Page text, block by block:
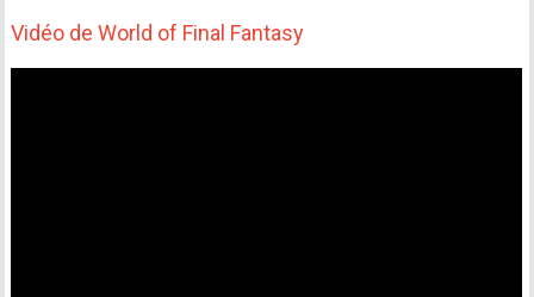
Vidéo de World of Final Fantasy